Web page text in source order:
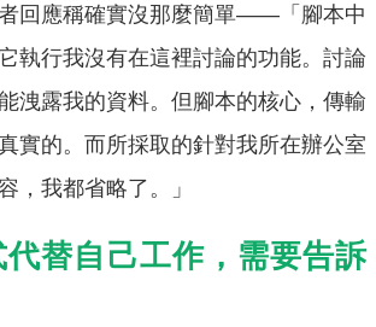
回應稱確實沒那麼簡單——「腳本中
執行我沒有在這裡討論的功能。討論
洩露我的資料。但腳本的核心，傳輸
實的。而所採取的針對我所在辦公室
，我都省略了。」
替自己工作，需要告訴